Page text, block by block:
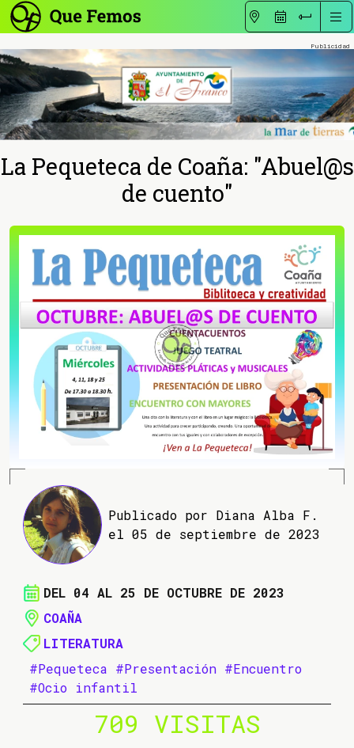
La Pequeteca de Coaña: "Abuel@s
de cuento"
Publicado por Diana Alba F.
el 05 de septiembre de 2023
DEL 04 AL 25 DE OCTUBRE DE 2023
COAÑA
LITERATURA
#Pequeteca #Presentación #Encuentro
#Ocio infantil
709 VISITAS